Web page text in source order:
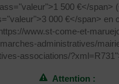
500 €</span>
000 €</span> en
www.st-come-et-
administratives/
associations/
Attention :